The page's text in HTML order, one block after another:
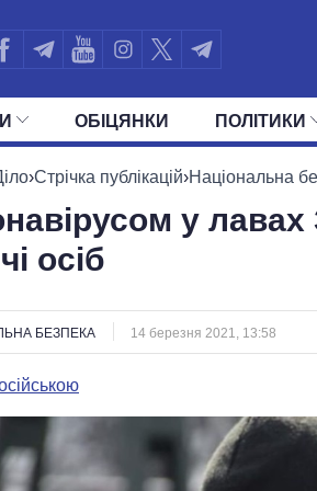
ОБIЦЯНКИ ПОЛIТИКИ
УСІ ПОЛІТИКИ ПРЕЗИДЕНТ І
›Стрічка публікацій›Національна
у
осіб
БЕЗПЕКА 14 березня 2021, 13:58